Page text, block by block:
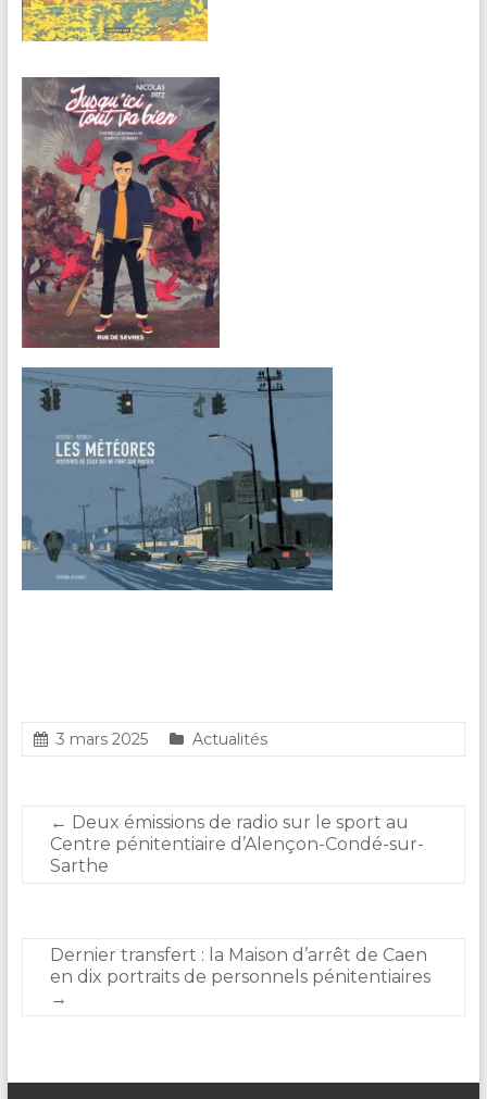
3 mars 2025 Actualités
← Deux émissions de radio sur le sport au
Centre pénitentiaire d’Alençon-Condé-sur-
Sarthe
Dernier transfert : la Maison d’arrêt de Caen
en dix portraits de personnels pénitentiaires
→